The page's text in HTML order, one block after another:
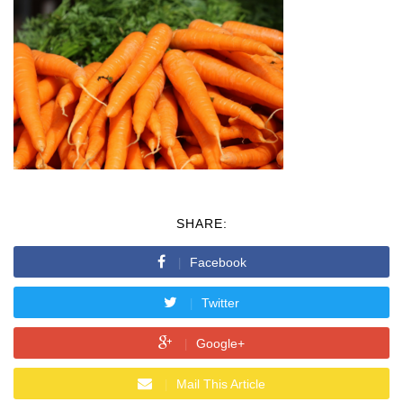
SHARE:
Facebook
Twitter
Google+
Mail This Article